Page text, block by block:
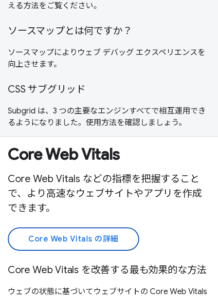
える方法をご覧ください。
ソースマップとは何ですか？
ソースマップによりウェブ デバッグ エクスペリエンスを
向上させます。
CSS サブグリッド
Subgrid は、3 つの主要なエンジンすべてで相互運用でき
るようになりました。使用方法を確認しましょう。
Core Web Vitals
Core Web Vitals などの指標を把握すること
で、より高速なウェブサイトやアプリを作成
できます。
Core Web Vitals の詳細
Core Web Vitals を改善する最も効果的な方法
ウェブの状態に基づいてウェブサイトの Core Web Vitals